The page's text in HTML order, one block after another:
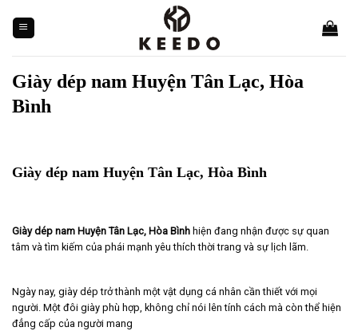
content
Giày dép nam Huyện Tân Lạc, Hòa
Bình
Giày dép nam Huyện Tân Lạc, Hòa Bình
Giày dép nam Huyện Tân Lạc, Hòa Bình hiện đang nhận được sự quan
tâm và tìm kiếm của phái mạnh yêu thích thời trang và sự lịch lãm.
Ngày nay, giày dép trở thành một vật dụng cá nhân cần thiết với mọi
người. Một đôi giày phù hợp, không chỉ nói lên tính cách mà còn thể hiện
đẳng cấp của người mang